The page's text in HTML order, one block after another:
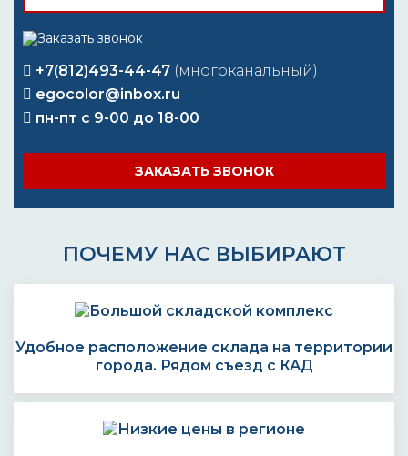
+7(812)493-44-47 (многоканальный)
egocolor@inbox.ru
пн-пт с 9-00 до 18-00
ЗАКАЗАТЬ ЗВОНОК
ПОЧЕМУ НАС ВЫБИРАЮТ
Удобное расположение склада на территории
города. Рядом съезд с КАД